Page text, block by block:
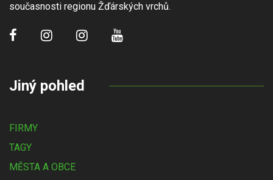
současnosti regionu Žďárských vrchů.
Jiný pohled
FIRMY
TAGY
MĚSTA A OBCE